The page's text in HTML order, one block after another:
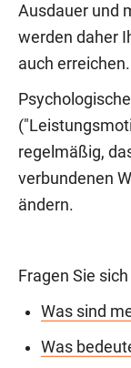
Ausdauer und
werden daher
auch erreichen.
regelmäßig,
verbundenen
ändern.
Fragen Sie
Was sind
Was